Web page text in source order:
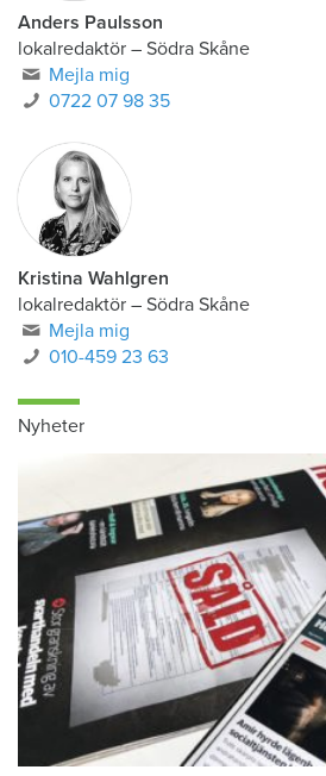
Anders Paulsson
lokalredaktör – Södra Skåne
Mejla mig
0722 07 98 35
Kristina Wahlgren
lokalredaktör – Södra Skåne
Mejla mig
010-459 23 63
Nyheter